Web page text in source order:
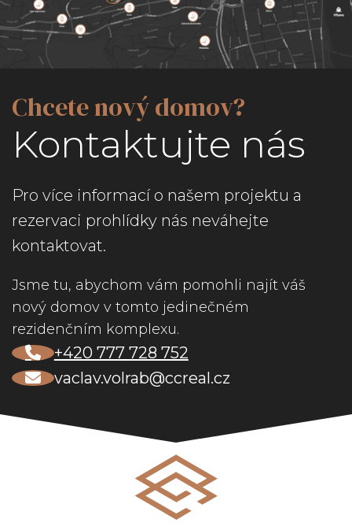
Chcete nový domov?
Kontaktujte nás
Pro více informací o našem projektu a
rezervaci prohlídky nás neváhejte
kontaktovat.
Jsme tu, abychom vám pomohli najít váš
nový domov v tomto jedinečném
rezidenčním komplexu.
+420 777 728 752
vaclav.volrab@ccreal.cz